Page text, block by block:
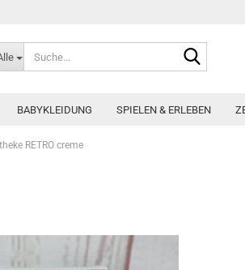
BABYKLEIDUNG SPIELEN & ERLEBEN
RETRO creme